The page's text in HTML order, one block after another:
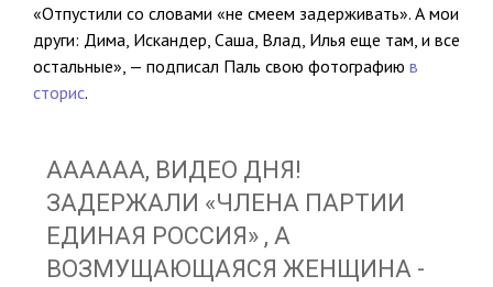
«Отпустили со словами «не смеем задерживать». А мои
други: Дима, Искандер, Саша, Влад, Илья еще там, и все
остальные», — подписал Паль свою фотографию в
сторис.
АААААА, ВИДЕО ДНЯ!
ЗАДЕРЖАЛИ «ЧЛЕНА ПАРТИИ
ЕДИНАЯ РОССИЯ» , А
ВОЗМУЩАЮЩАЯСЯ ЖЕНЩИНА -